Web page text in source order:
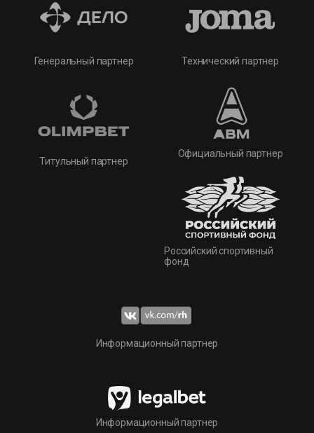
Генеральный партнер
Титульный партнер
Технический партнер
Официальный партнер
Российский спортивный
фонд
Информационный партнер
Информационный партнер